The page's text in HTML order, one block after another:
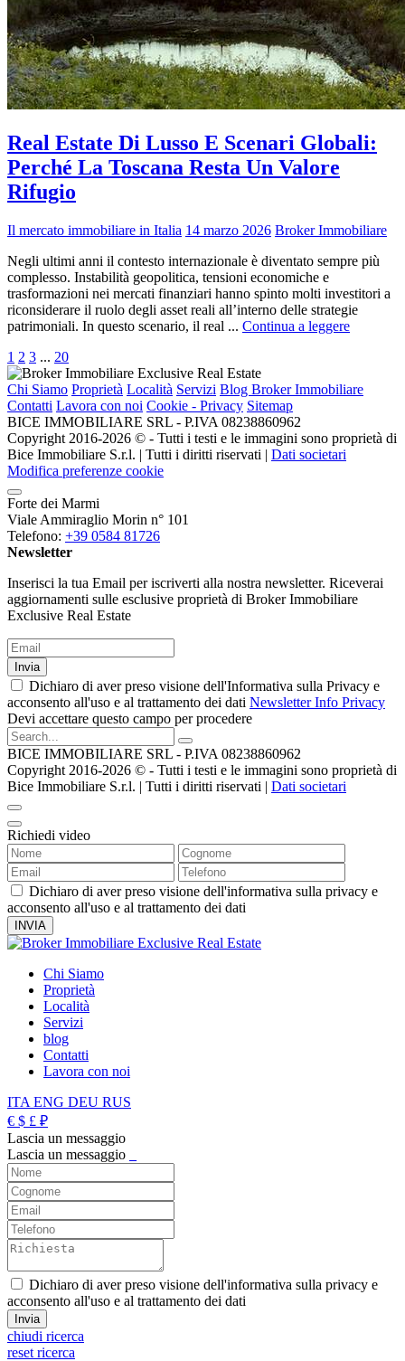
Real Estate Di Lusso E Scenari Globali:
Perché La Toscana Resta Un Valore
Rifugio
Il mercato immobiliare in Italia 14 marzo 2026 Broker Immobiliare
Negli ultimi anni il contesto internazionale è diventato sempre più
complesso. Instabilità geopolitica, tensioni economiche e
trasformazioni nei mercati finanziari hanno spinto molti investitori a
riconsiderare il ruolo degli asset reali all’interno delle strategie
patrimoniali. In questo scenario, il real ... Continua a leggere
1 2 3 ... 20
Chi Siamo Proprietà Località Servizi Blog Broker Immobiliare
Contatti Lavora con noi Cookie - Privacy Sitemap
BICE IMMOBILIARE SRL - P.IVA 08238860962
Copyright 2016-2026 ©️ - Tutti i testi e le immagini sono proprietà di
Bice Immobiliare S.r.l. | Tutti i diritti riservati | Dati societari
Modifica preferenze cookie
Forte dei Marmi
Viale Ammiraglio Morin n° 101
Telefono: +39 0584 81726
Newsletter
Inserisci la tua Email per iscriverti alla nostra newsletter. Riceverai
aggiornamenti sulle esclusive proprietà di Broker Immobiliare
Exclusive Real Estate
Invia
Dichiaro di aver preso visione dell'Informativa sulla Privacy e
acconsento all'uso e al trattamento dei dati Newsletter Info Privacy
Devi accettare questo campo per procedere
BICE IMMOBILIARE SRL - P.IVA 08238860962
Copyright 2016-2026 ©️ - Tutti i testi e le immagini sono proprietà di
Bice Immobiliare S.r.l. | Tutti i diritti riservati | Dati societari
Richiedi video
Dichiaro di aver preso visione dell'informativa sulla privacy e
acconsento all'uso e al trattamento dei dati
Chi Siamo
Proprietà
Località
Servizi
blog
Contatti
Lavora con noi
ITA ENG DEU RUS
€ $ £ ₽
Lascia un messaggio
Lascia un messaggio
Dichiaro di aver preso visione dell'informativa sulla privacy e
acconsento all'uso e al trattamento dei dati
chiudi ricerca
reset ricerca